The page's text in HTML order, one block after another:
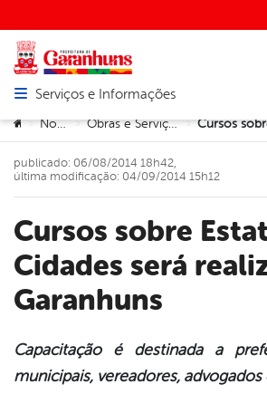
Abrir menu principal de navegação
Serviços e Informações
Você está aqui:
> Notícias > Obras e Serviços Públicos >
Cursos sobre Estatuto das
Cidades será
Garanhuns
publicado: 06/08/2014 18h42,
última modificação: 04/09/2014 15h12
Capacitação é destinada a
municipais, vereadores,